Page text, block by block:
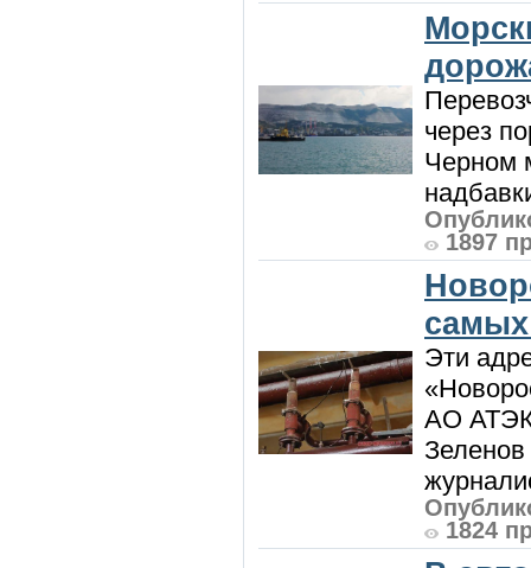
через
Черном
1897
Эти
АО АТЭК
Зеленов
1824